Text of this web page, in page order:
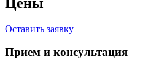
Оставить заявку
Прием и консультация